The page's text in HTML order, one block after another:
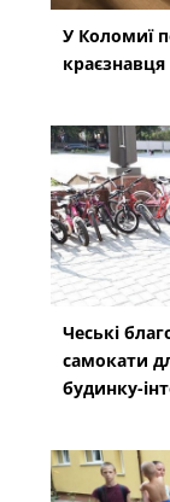
У Коломиї
краєзнавця
Чеські
самокати
будинку-